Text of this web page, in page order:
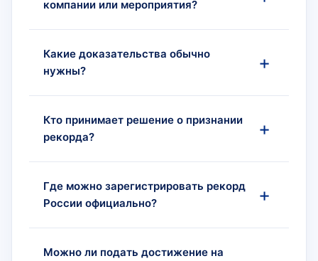
компании или мероприятия?
Какие доказательства обычно
нужны?
Кто принимает решение о признании
рекорда?
Где можно зарегистрировать рекорд
России официально?
Можно ли подать достижение на